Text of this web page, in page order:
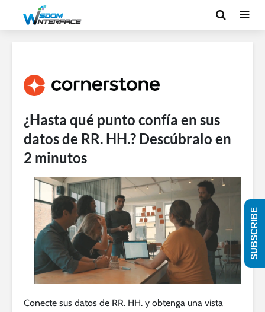
¿Hasta qué punto confía en sus
datos de RR. HH.? Descúbralo en
2 minutos
Conecte sus datos de RR. HH. y obtenga una vista
SUBSCRIBE